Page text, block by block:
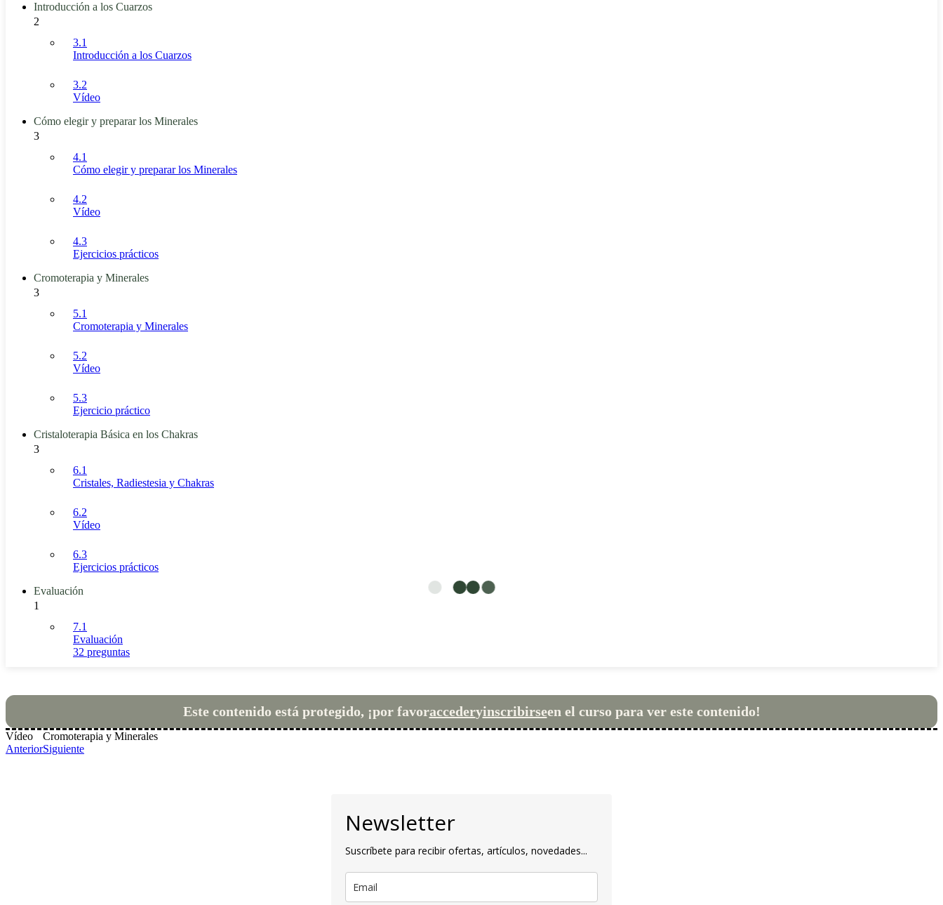
Introducción a los Cuarzos
2
3.1
Introducción a los Cuarzos
3.2
Vídeo
Cómo elegir y preparar los Minerales
3
4.1
Cómo elegir y preparar los Minerales
4.2
Vídeo
4.3
Ejercicios prácticos
Cromoterapia y Minerales
3
5.1
Cromoterapia y Minerales
5.2
Vídeo
5.3
Ejercicio práctico
Cristaloterapia Básica en los Chakras
3
6.1
Cristales, Radiestesia y Chakras
6.2
Vídeo
6.3
Ejercicios prácticos
Evaluación
1
7.1
Evaluación
32 preguntas
Este contenido está protegido, ¡por favoraccederyinscribirseen el curso para ver este contenido!
Vídeo
Anterior
Cromoterapia y Minerales
Siguiente
Newsletter
Suscríbete para recibir ofertas, artículos, novedades...